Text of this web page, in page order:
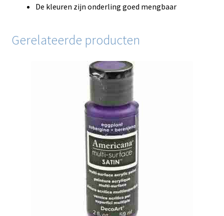
De kleuren zijn onderling goed mengbaar
Gerelateerde producten